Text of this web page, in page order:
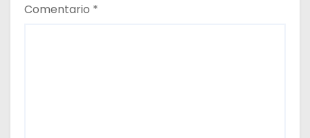
Comentario *